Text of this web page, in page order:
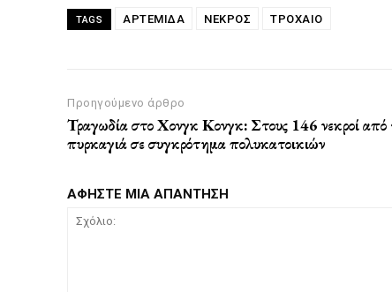
TAGS ΑΡΤΈΜΙΔΑ ΝΕΚΡΟΣ ΤΡΟΧΑΙΟ
Προηγούμενο άρθρο
Τραγωδία στο Χονγκ Κονγκ: Στους 146 νεκροί από
πυρκαγιά σε συγκρότημα πολυκατοικιών
ΑΦΗΣΤΕ ΜΙΑ ΑΠΑΝΤΗΣΗ